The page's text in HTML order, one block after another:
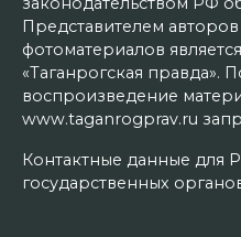
Представителем
фотоматериалов
«Таганрогская правда».
воспроизведение
www.taganrogprav.ru
Контактные данные для
государственных